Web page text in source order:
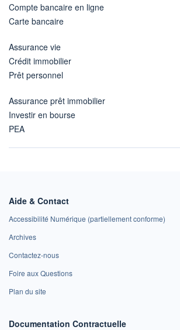
Compte bancaire en ligne
Carte bancaire
Assurance vie
Crédit immobilier
Prêt personnel
Assurance prêt immobilier
Investir en bourse
PEA
Aide & Contact
Accessibilité Numérique (partiellement conforme)
Archives
Contactez-nous
Foire aux Questions
Plan du site
Documentation Contractuelle